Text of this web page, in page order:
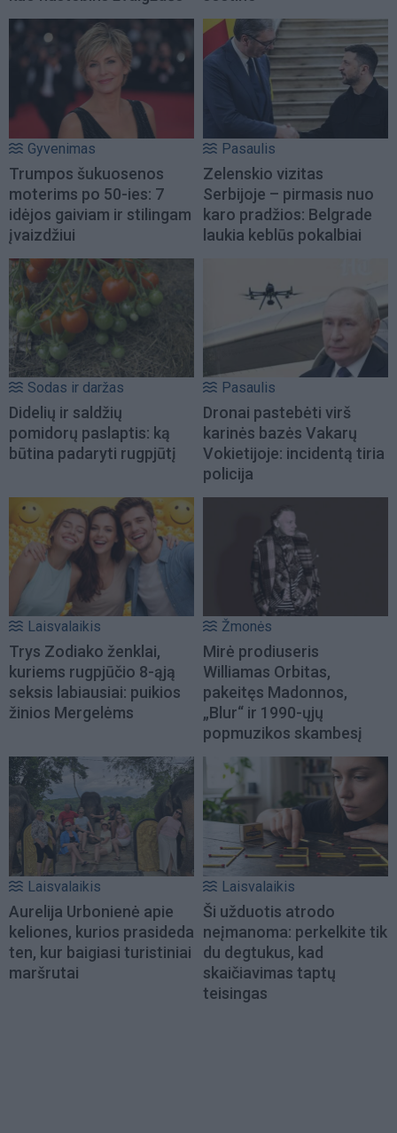
Gyvenimas
Trumpos šukuosenos
moterims po 50-ies: 7
idėjos gaiviam ir stilingam
įvaizdžiui
Pasaulis
Zelenskio vizitas
Serbijoje – pirmasis nuo
karo pradžios: Belgrade
laukia keblūs pokalbiai
Sodas ir daržas
Didelių ir saldžių
pomidorų paslaptis: ką
būtina padaryti rugpjūtį
Pasaulis
Dronai pastebėti virš
karinės bazės Vakarų
Vokietijoje: incidentą tiria
policija
Laisvalaikis
Trys Zodiako ženklai,
kuriems rugpjūčio 8-ąją
seksis labiausiai: puikios
žinios Mergelėms
Žmonės
Mirė prodiuseris
Williamas Orbitas,
pakeitęs Madonnos,
„Blur“ ir 1990-ųjų
popmuzikos skambesį
Laisvalaikis
Aurelija Urbonienė apie
keliones, kurios prasideda
ten, kur baigiasi turistiniai
maršrutai
Laisvalaikis
Ši užduotis atrodo
neįmanoma: perkelkite tik
du degtukus, kad
skaičiavimas taptų
teisingas